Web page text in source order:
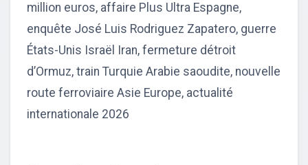
million euros, affaire Plus Ultra Espagne,
enquête José Luis Rodriguez Zapatero, guerre
États-Unis Israël Iran, fermeture détroit
d’Ormuz, train Turquie Arabie saoudite, nouvelle
route ferroviaire Asie Europe, actualité
internationale 2026